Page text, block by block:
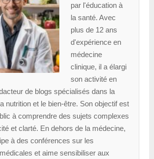
par l'éducation à
la santé. Avec
plus de 12 ans
d'expérience en
médecine
clinique, il a élargi
son activité en
de blogs spécialisés dans la
nutrition et le bien-être. Son objectif est
à comprendre des sujets complexes
et clarté. En dehors de la médecine,
à des conférences sur les
et aime sensibiliser aux